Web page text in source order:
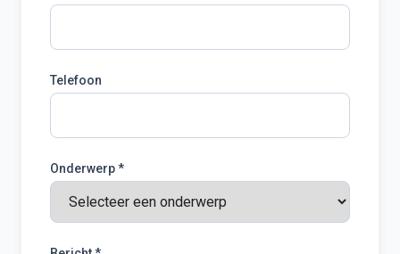
Telefoon
Onderwerp *